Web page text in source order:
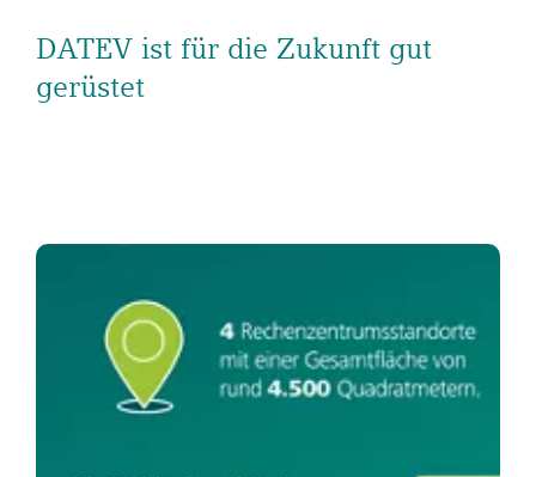
DATEV ist für die Zukunft gut
gerüstet